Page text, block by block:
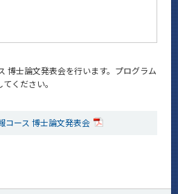
博士論文発表会を行います。プログラム
ください。
コース 博士論文発表会